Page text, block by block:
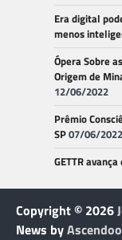
Era digital
menos
Ópera Sobre
Origem de
12/06/2022
Prêmio
SP07/06/2022
GETTR
Copyright © 2026
News by